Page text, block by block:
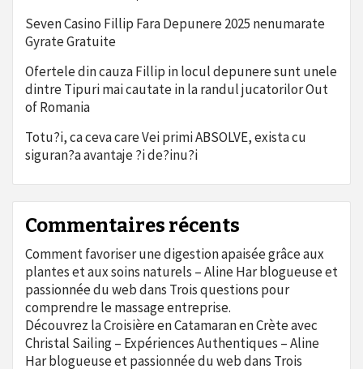
Seven Casino Fillip Fara Depunere 2025 nenumarate
Gyrate Gratuite
Ofertele din cauza Fillip in locul depunere sunt unele
dintre Tipuri mai cautate in la randul jucatorilor Out
of Romania
Totu?i, ca ceva care Vei primi ABSOLVE, exista cu
siguran?a avantaje ?i de?inu?i
Commentaires récents
Comment favoriser une digestion apaisée grâce aux
plantes et aux soins naturels – Aline Har blogueuse et
passionnée du webdans Trois questions pour
comprendre le massage entreprise.
Découvrez la Croisière en Catamaran en Crète avec
Christal Sailing – Expériences Authentiques – Aline
Har blogueuse et passionnée du webdans Trois